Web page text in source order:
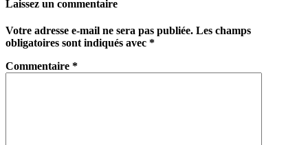
Laissez un commentaire
Votre adresse e-mail ne sera pas publiée. Les champs
obligatoires sont indiqués avec *
Commentaire *